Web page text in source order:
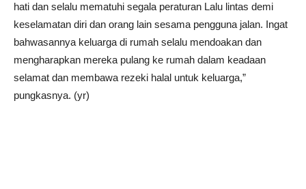
hati dan selalu mematuhi segala peraturan Lalu lintas demi
keselamatan diri dan orang lain sesama pengguna jalan. Ingat
bahwasannya keluarga di rumah selalu mendoakan dan
mengharapkan mereka pulang ke rumah dalam keadaan
selamat dan membawa rezeki halal untuk keluarga,”
pungkasnya. (yr)